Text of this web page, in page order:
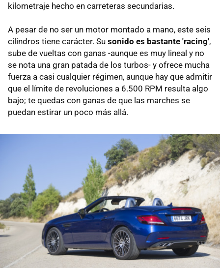
kilometraje hecho en carreteras secundarias.
A pesar de no ser un motor montado a mano, este seis
cilindros tiene carácter. Su sonido es bastante 'racing',
sube de vueltas con ganas -aunque es muy lineal y no
se nota una gran patada de los turbos- y ofrece mucha
fuerza a casi cualquier régimen, aunque hay que admitir
que el límite de revoluciones a 6.500 RPM resulta algo
bajo; te quedas con ganas de que las marches se
puedan estirar un poco más allá.